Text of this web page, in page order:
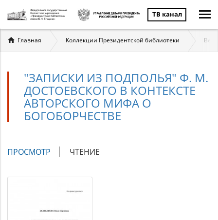
ТВ канал
Вы
здесь
Главная Коллекции Президентской библиотеки
"ЗАПИСКИ ИЗ ПОДПОЛЬЯ" Ф. М.
ДОСТОЕВСКОГО В КОНТЕКСТЕ
АВТОРСКОГО МИФА О
БОГОБОРЧЕСТВЕ
Главные
ПРОСМОТР (АКТИВНАЯ
ЧТЕНИЕ